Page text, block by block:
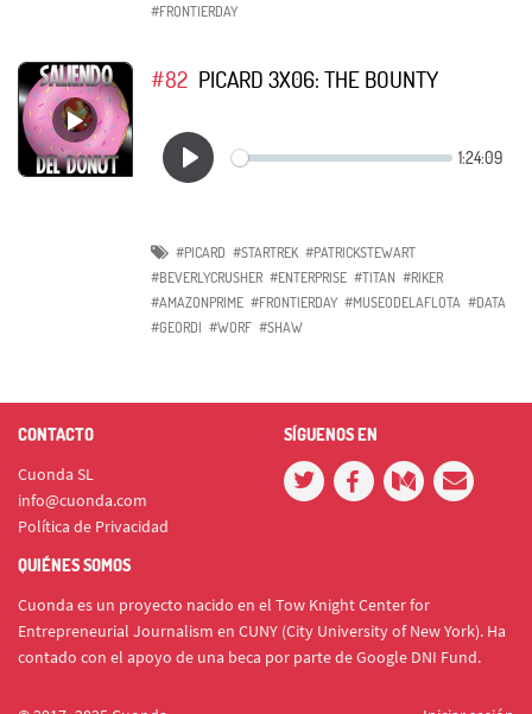
#FRONTIERDAY
#82 PICARD 3X06: THE BOUNTY
#PICARD #STARTREK #PATRICKSTEWART
#BEVERLYCRUSHER #ENTERPRISE #TITAN #RIKER
#AMAZONPRIME #FRONTIERDAY #MUSEODELAFLOTA #DATA
#GEORDI #WORF #SHAW
CONTACTO
Cuonda SL
info@cuonda.com
Política de Privacidad
SÍGUENOS EN
QUIÉNES SOMOS
Cuonda es un proyecto nacido en el Tow Knight Center for
Entrepreneurial Journalism en CUNY (City University of New York). Ha
contado con el apoyo de una beca por parte de Google DNI Fund.